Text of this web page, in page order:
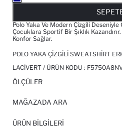
Polo Yaka Ve Modern Çizgili
Çocuklara Sportif Bir Şıklık
Konfor Sağlar.
POLO YAKA ÇIZGILI SWEATSHIRT
LACIVERT / ÜRÜN KODU :
ÖLÇÜLER
MAĞAZADA ARA
ÜRÜN BILGILERI